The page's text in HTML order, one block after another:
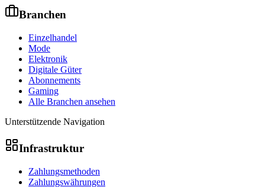
Branchen
Einzelhandel
Mode
Elektronik
Digitale Güter
Abonnements
Gaming
Alle Branchen ansehen
Unterstützende Navigation
Infrastruktur
Zahlungsmethoden
Zahlungswährungen